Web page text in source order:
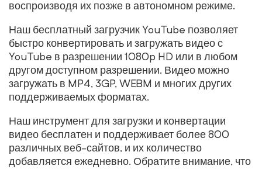
воспроизводя их позже в автономном режиме.
Наш бесплатный загрузчик YouTube позволяет
быстро конвертировать и загружать видео с
YouTube в разрешении 1080p HD или в любом
другом доступном разрешении. Видео можно
загружать в MP4, 3GP, WEBM и многих других
поддерживаемых форматах.
Наш инструмент для загрузки и конвертации
видео бесплатен и поддерживает более 800
различных веб-сайтов, и их количество
добавляется ежедневно. Обратите внимание, что